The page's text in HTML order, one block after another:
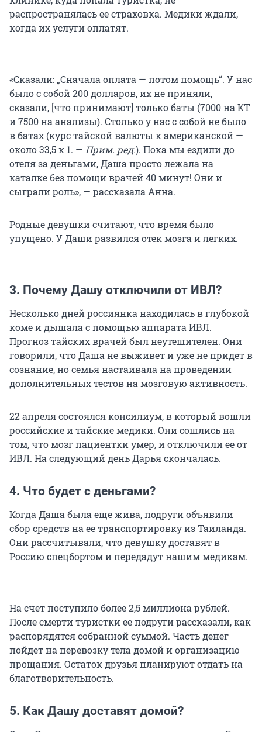
распространялась ее страховка. Медики ждали,
когда их услуги оплатят.
«Сказали: „Сначала оплата — потом помощь“. У нас
было с собой 200 долларов, их не приняли,
сказали, [что принимают] только баты (7000 на КТ
и7500 на анализы). Столько у нас с собой не было
в батах (курс тайской валюты к американской —
около33,5 к 1. — Прим. ред.). Пока мы ездили до
отеля за деньгами, Даша просто лежала на
каталке без помощи врачей40 минут! Они и
сыграли роль», — рассказала Анна.
Родные девушки считают, что время было
упущено. У Даши развился отек мозга и легких.
3. Почему Дашу отключили от ИВЛ?
Несколько дней россиянка находилась в глубокой
коме и дышала с помощью аппарата ИВЛ.
Прогноз тайских врачей был неутешителен. Они
говорили, что Даша не выживет и уже не придет в
сознание, но семья настаивала на проведении
дополнительных тестов на мозговую активность.
22 апреля состоялся консилиум, в который вошли
российские и тайские медики. Они сошлись на
том, что мозг пациентки умер, и отключили ее от
ИВЛ. На следующий день Дарья скончалась.
4. Что будет с деньгами?
Когда Даша была еще жива, подруги объявили
сбор средств на ее транспортировку из Таиланда.
Они рассчитывали, что девушку доставят в
Россию спецбортом и передадут нашим медикам.
На счет поступило более 2,5 миллиона рублей.
После смерти туристки ее подруги рассказали, как
распорядятся собранной суммой. Часть денег
пойдет на перевозку тела домой и организацию
прощания. Остаток друзья планируют отдать на
благотворительность.
5. Как Дашу доставят домой?